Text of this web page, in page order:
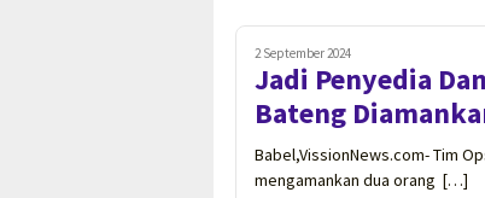
2 September 2024
Jadi Penyedia
Bateng
Babel,VissionNews.com- Tim
mengamankan dua orang […]